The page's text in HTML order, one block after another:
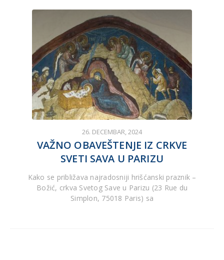
26. DECEMBAR, 2024
VAŽNO OBAVEŠTENJE IZ CRKVE
SVETI SAVA U PARIZU
Kako se približava najradosniji hrišćanski praznik –
Božić, crkva Svetog Save u Parizu (23 Rue du
Simplon, 75018 Paris) sa